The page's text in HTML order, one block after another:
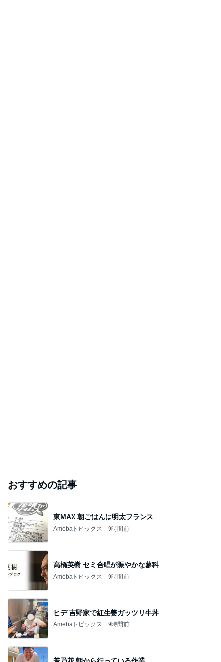
おすすめの記事
東MAX 朝ごはんは明太フランス
Amebaトピックス 9時間前
高橋英樹 セミ合唱が賑やかな蓼科
Amebaトピックス 9時間前
ヒデ 吉野家で紅生姜ガッツリ牛丼
Amebaトピックス 9時間前
若乃花 朝から行っている作業